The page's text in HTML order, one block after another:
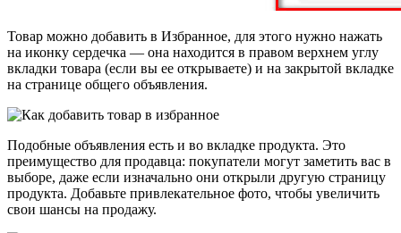
Товар можно добавить в Избранное, для этого нужно нажать
на иконку сердечка — она ​​находится в правом верхнем углу
вкладки товара (если вы ее открываете) и на закрытой вкладке
на странице общего объявления.
Подобные объявления есть и во вкладке продукта. Это
преимущество для продавца: покупатели могут заметить вас в
выборе, даже если изначально они открыли другую страницу
продукта. Добавьте привлекательное фото, чтобы увеличить
свои шансы на продажу.